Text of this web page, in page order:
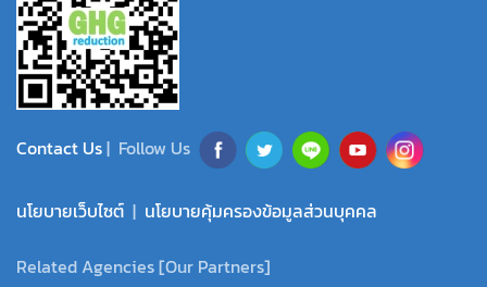
Contact Us| Follow Us
นโยบายเว็บไซต์ | นโยบายคุ้มครองข้อมูลส่วนบุคคล
Related Agencies [Our Partners]